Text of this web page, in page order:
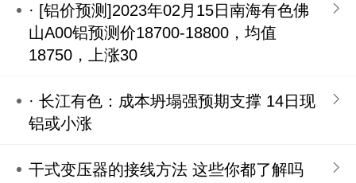
· [铝价预测]2023年02月15日南海有色佛
山A00铝预测价18700-18800，均值
18750，上涨30
· 长江有色：成本坍塌强预期支撑 14日现
铝或小涨
干式变压器的接线方法 这些你都了解吗